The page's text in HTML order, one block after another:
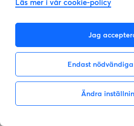
Läs mer i vår cookie-policy
Jag
Endast
Ändra